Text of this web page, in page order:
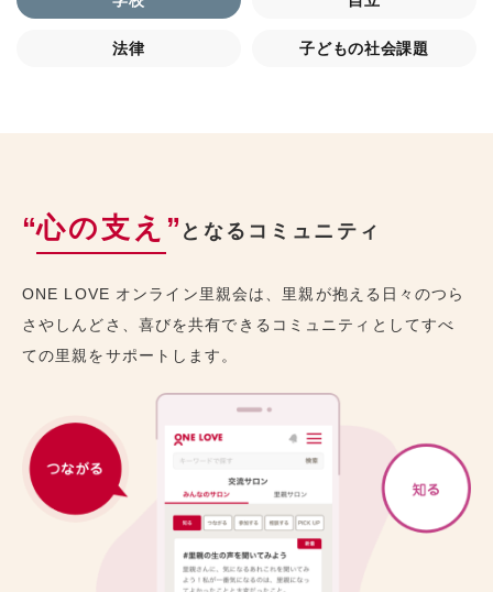
法律 子どもの社会課題
“心の支え ” となるコミュニティ
ONE LOVE オンライン里親会は、里親が抱える日々のつら
さやしんどさ、喜びを共有できるコミュニティとしてすべ
ての里親をサポートします。